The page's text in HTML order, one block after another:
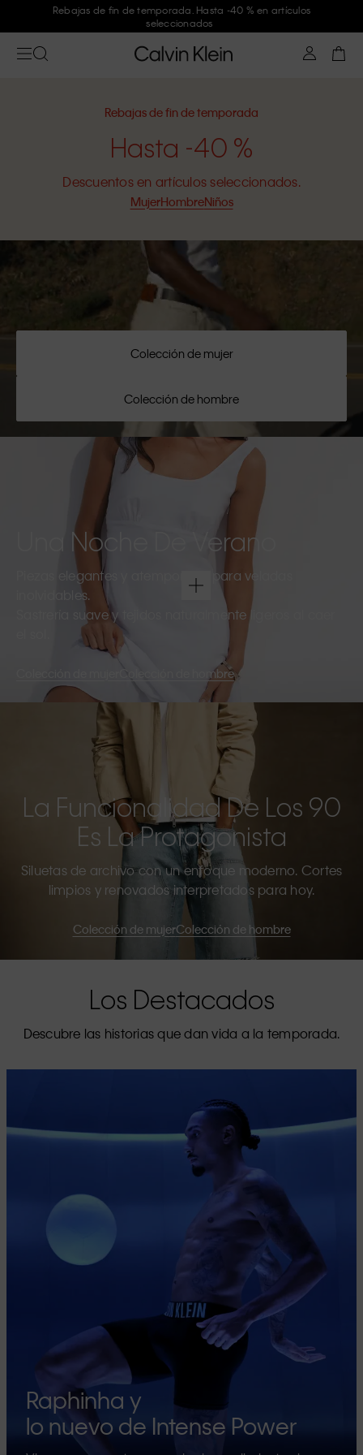
Únete a Calvin Klein y consigue un -10 %
Rebajas de fin de temporada
Hasta -40 %
Descuentos en artículos seleccionados.
MujerHombreNiños
Colección de mujer
Colección de hombre
Una Noche De Verano
Piezas elegantes y atemporales para veladas
inolvidables.
Sastrería suave y tejidos naturalmente ligeros al caer
Colección de hombre
La Funcionalidad De Los 90
Es La Protagonista
Siluetas de archivo con un enfoque moderno. Cortes
limpios y renovados interpretados para hoy.
Colección de mujerColección de hombre
Los Destacados
Descubre las historias que dan vida a la temporada.
Raphinha y
lo nuevo de Intense Power